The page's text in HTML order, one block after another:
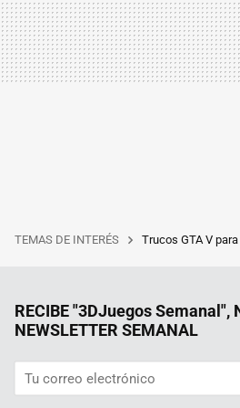
TEMAS DE INTERÉS Trucos GTA V
RECIBE "3DJuegos Semanal",
NEWSLETTER SEMANAL